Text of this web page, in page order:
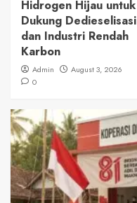
Hidrogen Hijau untuk
Dukung Dedieselisasi
dan Industri Rendah
Karbon
Admin
August 3, 2026
0